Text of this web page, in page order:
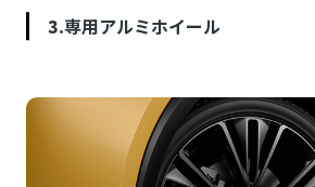
3.専用アルミホイール